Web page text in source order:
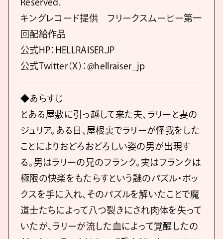
Reserved.
キングレコード提供 フリークスムービー第一
回配給作品
公式HP：HELLRAISER.JP
公式Twitter（X）：@hellraiser_jp
◆あらすじ
とある屋敷に引っ越して来た夫、ラリーと妻の
ジュリア。ある日、屋根裏でラリーが怪我をした
ことによりおどろおどろしい姿の男が出現す
る。男はラリーの兄のフランク。実はフランクは
極限の快楽をもたらすという謎のパズル・ボッ
クスを手に入れ、そのパズルを解いたことで魔
道士たちによって八つ裂きにされ肉体を失って
いたが、ラリーが流した血によって覚醒したの